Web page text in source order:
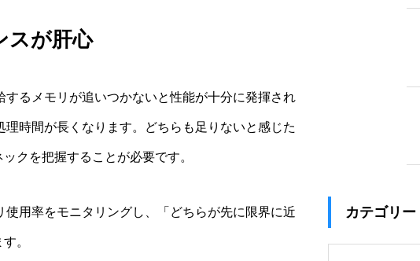
スが肝心
るメモリが追いつかないと性能が十分に発揮され
時間が長くなります。どちらも足りないと感じた
クを把握することが必要です。
用率をモニタリングし、「どちらが先に限界に近
。
カテゴリー